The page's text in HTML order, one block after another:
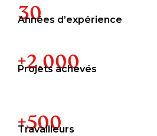
30
Années d’expérience
+2.000
Projets achevés
+500
Travailleurs